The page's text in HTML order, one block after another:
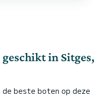
in Sitges,
de beste boten op deze